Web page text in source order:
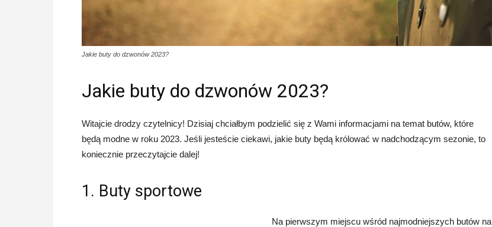
Jakie buty do dzwonów 2023?
Jakie buty do dzwonów 2023?
Witajcie drodzy czytelnicy! Dzisiaj chciałbym podzielić się z Wami informacjami na temat butów, które
będą modne w roku 2023. Jeśli jesteście ciekawi, jakie buty będą królować w nadchodzącym sezonie, to
koniecznie przeczytajcie dalej!
1. Buty sportowe
Na pierwszym miejscu wśród najmodniejszych butów na